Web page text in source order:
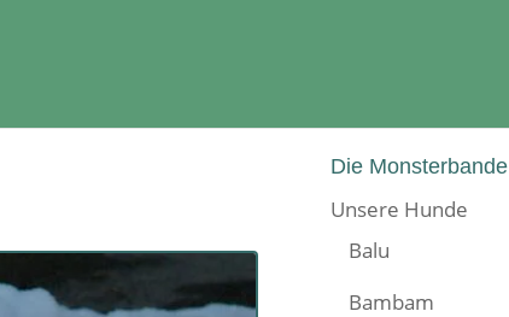
Die Monsterbande
Unsere Hunde
Balu
Bambam